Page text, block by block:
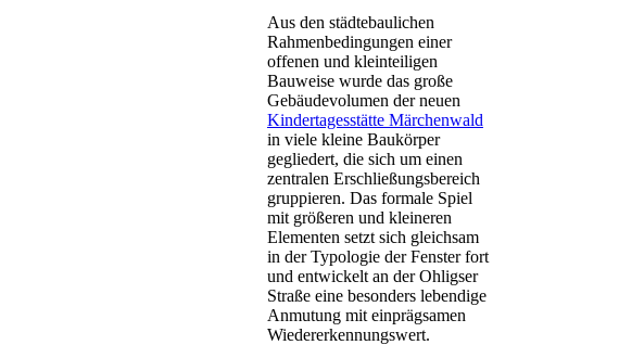
Aus den städtebaulichen
Rahmenbedingungen einer
offenen und kleinteiligen
Bauweise wurde das große
Gebäudevolumen der neuen
Kindertagesstätte Märchenwald
in viele kleine Baukörper
gegliedert, die sich um einen
zentralen Erschließungsbereich
gruppieren. Das formale Spiel
mit größeren und kleineren
Elementen setzt sich gleichsam
in der Typologie der Fenster fort
und entwickelt an der Ohligser
Straße eine besonders lebendige
Anmutung mit einprägsamen
Wiedererkennungswert.